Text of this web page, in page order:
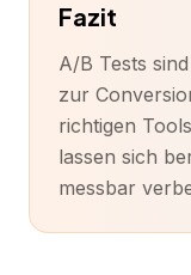
Fazit
A/B Tests
zur
richtigen
lassen sich
messbar